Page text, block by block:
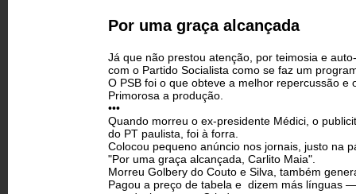
Por uma graça alcançada
Já que não prestou atenção, por teimosia e
com o Partido Socialista como se faz um
O PSB foi o que obteve a melhor repercussão
Primorosa a produção.
•••
Quando morreu o ex-presidente Médici, o
do PT paulista, foi à forra.
Colocou pequeno anúncio nos jornais, justo na
"Por uma graça alcançada, Carlito Maia".
Morreu Golbery do Couto e Silva, também
Pagou a preço de tabela e ­ dizem más línguas